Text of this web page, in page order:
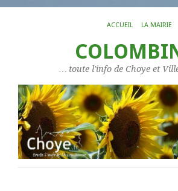
ACCUEIL LA MAIRIE
… toute l'info de Choye et